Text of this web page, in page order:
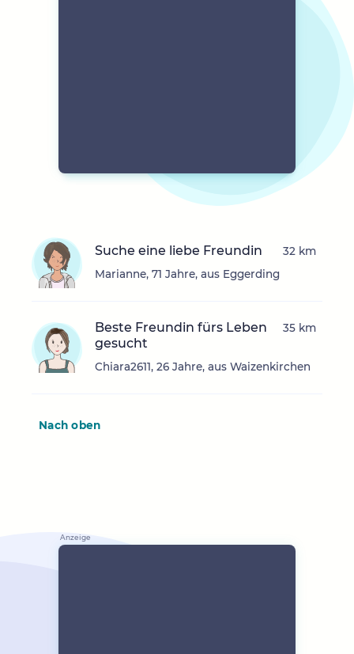
Suche eine liebe Freundin
Marianne, 71 Jahre, aus Eggerding
32 km
Beste Freundin fürs Leben
gesucht
Chiara2611, 26 Jahre, aus Waizenkirchen
35 km
Nach oben